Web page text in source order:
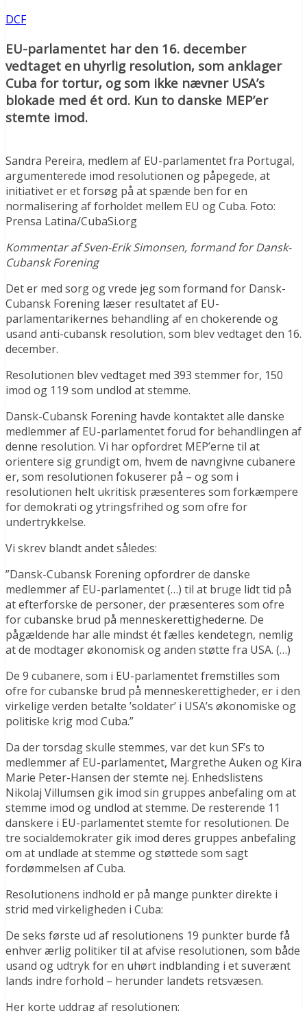
DCF
EU-parlamentet har den 16. december
vedtaget en uhyrlig resolution, som anklager
Cuba for tortur, og som ikke nævner USA’s
blokade med ét ord. Kun to danske MEP’er
stemte imod.
Sandra Pereira, medlem af EU-parlamentet fra Portugal,
argumenterede imod resolutionen og påpegede, at
initiativet er et forsøg på at spænde ben for en
normalisering af forholdet mellem EU og Cuba. Foto:
Prensa Latina/CubaSi.org
Kommentar af Sven-Erik Simonsen, formand for Dansk-
Cubansk Forening
Det er med sorg og vrede jeg som formand for Dansk-
Cubansk Forening læser resultatet af EU-
parlamentarikernes behandling af en chokerende og
usand anti-cubansk resolution, som blev vedtaget den 16.
december.
Resolutionen blev vedtaget med 393 stemmer for, 150
imod og 119 som undlod at stemme.
Dansk-Cubansk Forening havde kontaktet alle danske
medlemmer af EU-parlamentet forud for behandlingen af
denne resolution. Vi har opfordret MEP’erne til at
orientere sig grundigt om, hvem de navngivne cubanere
er, som resolutionen fokuserer på – og som i
resolutionen helt ukritisk præsenteres som forkæmpere
for demokrati og ytringsfrihed og som ofre for
undertrykkelse.
Vi skrev blandt andet således:
”Dansk-Cubansk Forening opfordrer de danske
medlemmer af EU-parlamentet (…) til at bruge lidt tid på
at efterforske de personer, der præsenteres som ofre
for cubanske brud på menneskerettighederne. De
pågældende har alle mindst ét fælles kendetegn, nemlig
at de modtager økonomisk og anden støtte fra USA. (…)
De 9 cubanere, som i EU-parlamentet fremstilles som
ofre for cubanske brud på menneskerettigheder, er i den
virkelige verden betalte ’soldater’ i USA’s økonomiske og
politiske krig mod Cuba.”
Da der torsdag skulle stemmes, var det kun SF’s to
medlemmer af EU-parlamentet, Margrethe Auken og Kira
Marie Peter-Hansen der stemte nej. Enhedslistens
Nikolaj Villumsen gik imod sin gruppes anbefaling om at
stemme imod og undlod at stemme. De resterende 11
danskere i EU-parlamentet stemte for resolutionen. De
tre socialdemokrater gik imod deres gruppes anbefaling
om at undlade at stemme og støttede som sagt
fordømmelsen af Cuba.
Resolutionens indhold er på mange punkter direkte i
strid med virkeligheden i Cuba:
De seks første ud af resolutionens 19 punkter burde få
enhver ærlig politiker til at afvise resolutionen, som både
usand og udtryk for en uhørt indblanding i et suverænt
lands indre forhold – herunder landets retsvæsen.
Her korte uddrag af resolutionen: